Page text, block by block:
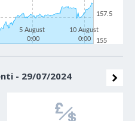
5 August
0:00
10 August
0:00
155
157.5
- 29/07/2024